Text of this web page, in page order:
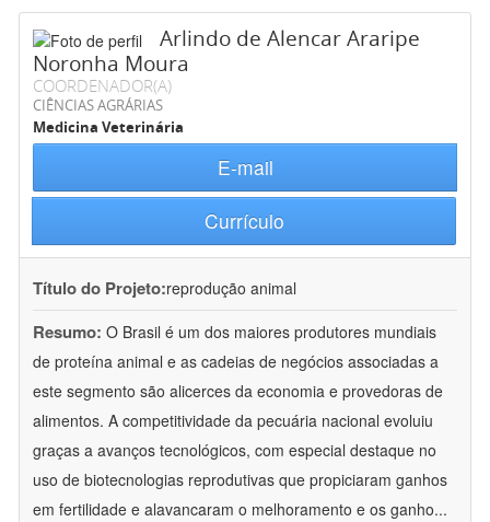
Arlindo de Alencar Araripe
Noronha Moura
COORDENADOR(A)
CIÊNCIAS AGRÁRIAS
Medicina Veterinária
E-mail
Currículo
Título do Projeto:reprodução animal
Resumo: O Brasil é um dos maiores produtores mundiais
de proteína animal e as cadeias de negócios associadas a
este segmento são alicerces da economia e provedoras de
alimentos. A competitividade da pecuária nacional evoluiu
graças a avanços tecnológicos, com especial destaque no
uso de biotecnologias reprodutivas que propiciaram ganhos
em fertilidade e alavancaram o melhoramento e os ganho...